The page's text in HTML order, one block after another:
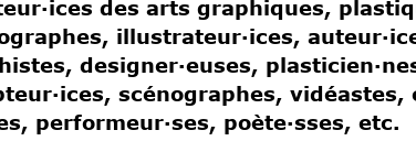
des arts graphiques,
illustrateur·ices,
designer·euses,
scénographes, vidéastes,
performeur·ses, poète·sses, etc.